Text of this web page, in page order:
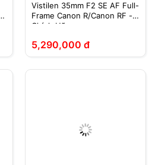
Vistilen 35mm F2 SE AF Full-
Frame Canon R/Canon RF -
Chính Hãng
5,290,000 đ